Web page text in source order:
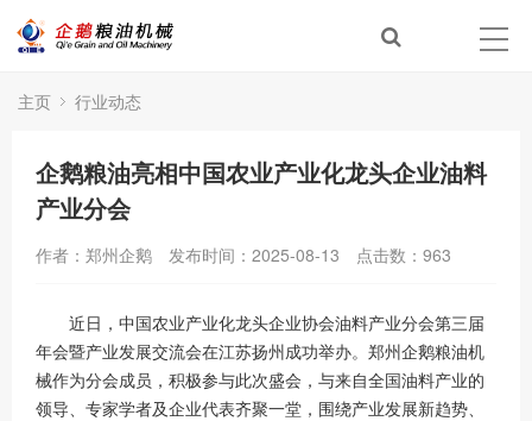
主页 行业动态
企鹅粮油亮相中国农业产业化龙头企业油料
产业分会
作者：郑州企鹅 发布时间：2025-08-13 点击数： 963
近日，中国农业产业化龙头企业协会油料产业分会第三届
年会暨产业发展交流会在江苏扬州成功举办。郑州企鹅粮油机
械作为分会成员，积极参与此次盛会，与来自全国油料产业的
领导、专家学者及企业代表齐聚一堂，围绕产业发展新趋势、